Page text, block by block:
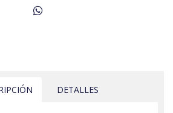
DETALLES